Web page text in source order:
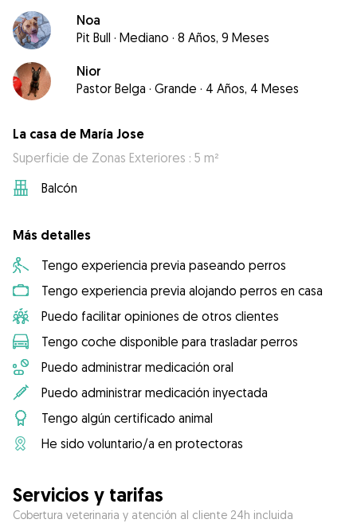
Noa
Pit Bull · Mediano · 8 Años, 9 Meses
Nior
Pastor Belga · Grande · 4 Años, 4 Meses
La casa de María Jose
Superficie de Zonas Exteriores : 5 m²
Balcón
Más detalles
Tengo experiencia previa paseando perros
Tengo experiencia previa alojando perros en casa
Puedo facilitar opiniones de otros clientes
Tengo coche disponible para trasladar perros
Puedo administrar medicación oral
Puedo administrar medicación inyectada
Tengo algún certificado animal
He sido voluntario/a en protectoras
Servicios y tarifas
Cobertura veterinaria y atención al cliente 24h incluida